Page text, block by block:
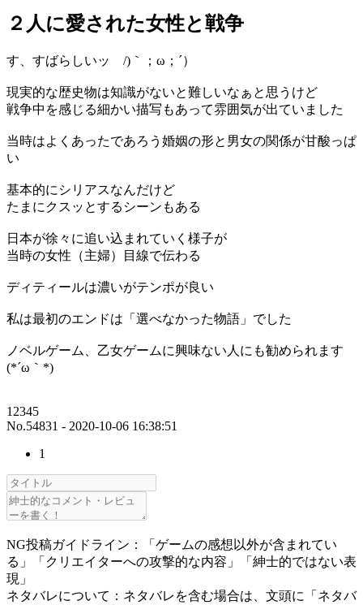
２人に愛された女性と戦争
す、すばらしいッ /)｀；ω；´）
現実的な歴史物は知識がないと難しいなぁと思うけど
戦争中を感じる細かい描写もあって雰囲気が出ていました
当時はよくあったであろう婚姻の形と男女の関係が甘酸っぱ
い
基本的にシリアスなんだけど
たまにクスッとするシーンもある
日本が徐々に追い込まれていく様子が
当時の女性（主婦）目線で伝わる
ディティールは濃いがテンポが良い
私は最初のエンドは「選べなかった物語」でした
ノベルゲーム、乙女ゲームに興味ない人にも勧められます
(*´ω｀*)
12345
No.54831 - 2020-10-06 16:38:51
1
NG投稿ガイドライン：「ゲームの感想以外が含まれてい
る」「クリエイターへの攻撃的な内容」「紳士的ではない表
現」
ネタバレについて：ネタバレを含む場合は、文頭に「ネタバ